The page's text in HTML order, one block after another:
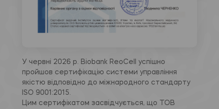
У червні 2026 р. Biobank ReoCell успішно
пройшов сертифікацію системи управління
якістю відповідно до міжнародного стандарту
ISO 9001:2015.
Цим сертифікатом засвідчується, що ТОВ